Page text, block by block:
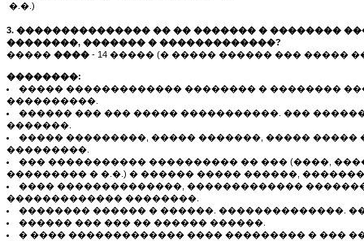
�.�.)
3. ��������������� �� �� ������� � ��������
��������, ������� � �������������?
����� ���� - 14 ����� (� ����� ������ ��� �����
��������:
����� ������������� �������� � ��������
����������.
������ ��� ��� ����� �����������. ���
�������.
����� ���������, ����� �������, ����� �����
���������.
��� ����������� ���������� �� ��� (����,
��������� � �.�.) � ������ ����� ������,
���� ��������������, �������������
������������� ��������.
�������� ������ � ������. ��������������.
������ ��� ��� �� ������ ������.
� ���� ������������� ���� ��������� � ���